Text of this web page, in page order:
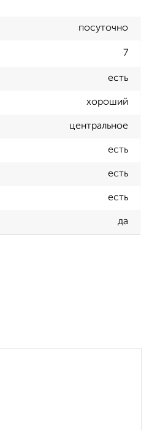
посуточно
7
есть
хороший
центральное
есть
есть
есть
да